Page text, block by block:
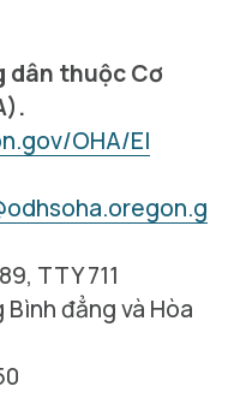
dân thuộc Cơ
OHA/EI
TTY 711